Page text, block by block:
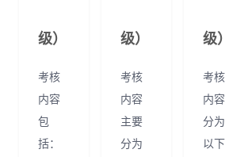
级）
考核
内容
包
括：
级）
考核
内容
主要
分为
级）
考核
内容
分为
以下